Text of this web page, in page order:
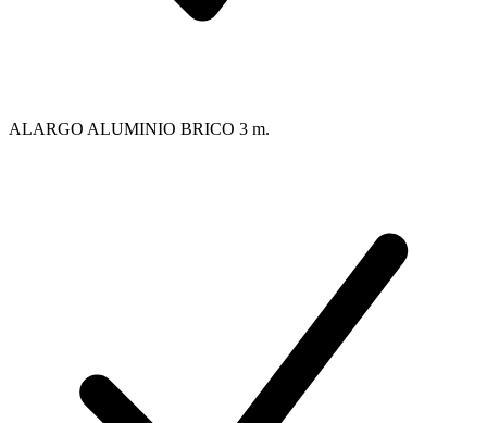
ALARGO ALUMINIO BRICO 3 m.